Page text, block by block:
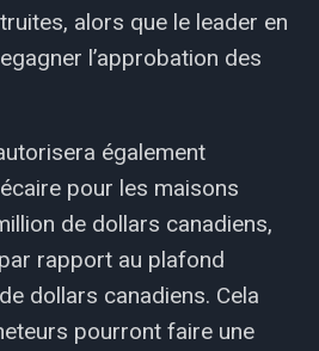
alors que le leader en
l’approbation des
également
pour les maisons
de dollars canadiens,
rapport au plafond
dollars canadiens. Cela
pourront faire une